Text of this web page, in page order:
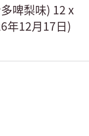
啤梨味) 12 x
年12月17日)